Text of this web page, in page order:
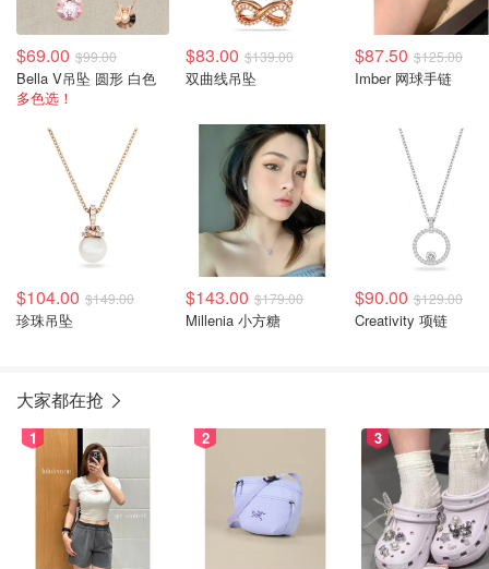
$69.00 $99.00
Bella V吊坠 圆形 白色
多色选！
$83.00 $139.00
双曲线吊坠
$87.50 $125.00
Imber 网球手链
$104.00 $149.00
珍珠吊坠
$143.00 $179.00
Millenia 小方糖
$90.00 $129.00
Creativity 项链
大家都在抢
1 2 3